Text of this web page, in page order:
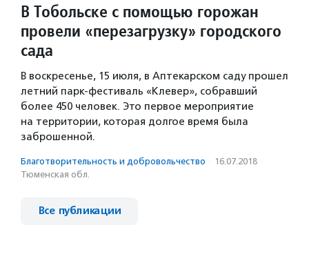
В Тобольске с помощью горожан
провели «перезагрузку» городского
сада
В воскресенье, 15 июля, в Аптекарском саду прошел
летний парк-фестиваль «Клевер», собравший
более 450 человек. Это первое мероприятие
на территории, которая долгое время была
заброшенной.
Благотвори­тель­ность и доброволь­чест­во · 16.07.2018 ·
Тюменская обл.
Все публикации